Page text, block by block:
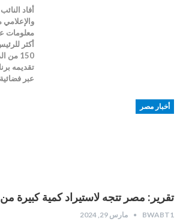
أفاد
معلومات
أكثر
150
تقديمه
عبر
أخبار مصر
تقرير: مصر تتجه لاستيراد كمية كبيرة من
BWABT1 مارس 29, 2024